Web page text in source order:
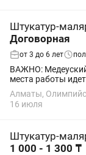
Штукатур-
Договорная
от 3 до 6 лет
ВАЖНО: Медеуский
места работы
каменское плато Наружные работы : окраска ограждений и
решеток в
Алматы,
16 июля
Штукатур-
1 000 - 1 300 ₸